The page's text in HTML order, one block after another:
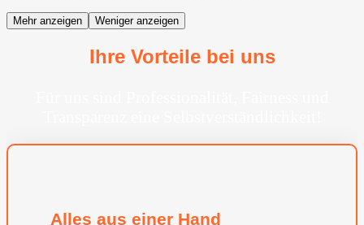
Mehr anzeigen Weniger anzeigen
Ihre Vorteile bei uns
Alles aus einer Hand